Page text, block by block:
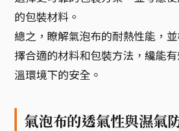
的包裝材料。
總之，瞭解氣泡布的耐熱性能，
擇合適的材料和包裝方法，纔能
溫環境下的安全。
氣泡布的透氣性與濕氣